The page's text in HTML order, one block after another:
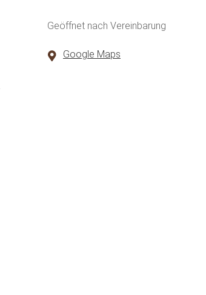
Geöffnet nach Vereinbarung
Google Maps